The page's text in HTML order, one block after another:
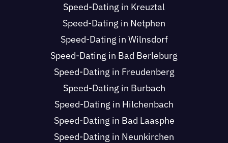
Speed-Dating in Kreuztal
Speed-Dating in Netphen
Speed-Dating in Wilnsdorf
Speed-Dating in Bad Berleburg
Speed-Dating in Freudenberg
Speed-Dating in Burbach
Speed-Dating in Hilchenbach
Speed-Dating in Bad Laasphe
Speed-Dating in Neunkirchen